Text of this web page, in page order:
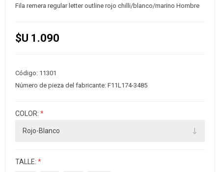
Fila remera regular letter outline rojo chilli/blanco/marino Hombre
$U 1.090
Código: 11301
Número de pieza del fabricante: F11L174-3485
COLOR: *
TALLE: *